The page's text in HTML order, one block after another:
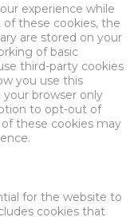
experience while
these cookies, the
are stored on your
of basic
third-party cookies
you use this
your browser only
to opt-out of
these cookies may
for the website to
cookies that